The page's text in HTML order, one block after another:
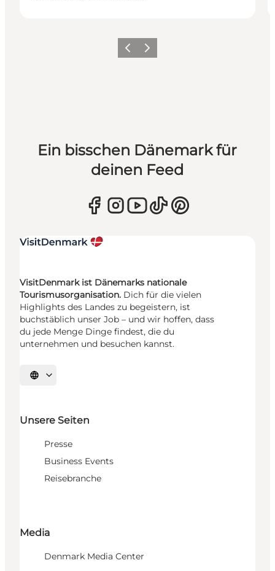
ZurückWeiter
Ein bisschen Dänemark für
deinen Feed
VisitDenmark ist Dänemarks nationale
Tourismusorganisation. Dich für die vielen
Highlights des Landes zu begeistern, ist
buchstäblich unser Job – und wir hoffen, dass
du jede Menge Dinge findest, die du
unternehmen und besuchen kannst.
Sprache auswählen
Unsere Seiten
Presse
Business Events
Reisebranche
Media
Denmark Media Center